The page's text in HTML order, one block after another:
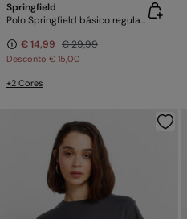
Springfield
Polo Springfield básico regular fit
€ 14,99 € 29,99
Desconto € 15,00
+2 Cores